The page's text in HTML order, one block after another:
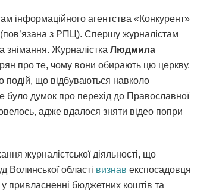
інформаційного агентства «Конкурент»
з РПЦ). Спершу журналістам
знімання. Журналістка Людмила
про те, чому вони обирають цю церкву.
подій, що відбуваються навколо
було думок про перехід до Православної
адже вдалося зняти відео попри
журналістської діяльності, що
Волинської області визнав експосадовця
привласненні бюджетних коштів та